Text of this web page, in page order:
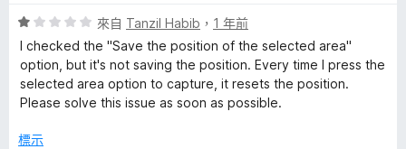
e
e
n
評
價
1
分
，
分
來自 Tanzil Habib ， 1 年前
I checked the "Save the position of the selected area"
option, but it's not saving the position. Every time I press the
selected area option to capture, it resets the position.
Please solve this issue as soon as possible.
標示